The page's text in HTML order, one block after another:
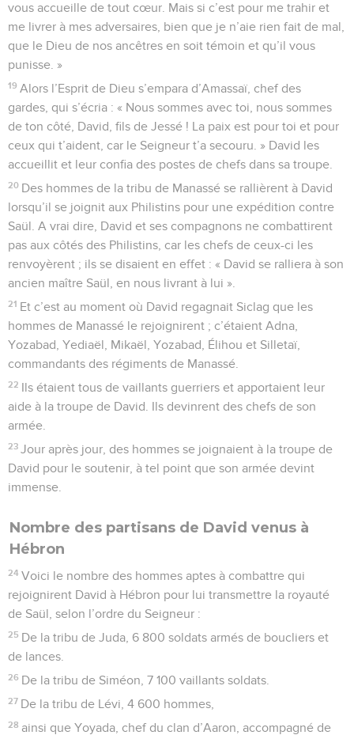
vous accueille de tout cœur. Mais si c’est pour me trahir et
me livrer à mes adversaires, bien que je n’aie rien fait de mal,
que le Dieu de nos ancêtres en soit témoin et qu’il vous
punisse. »
19 Alors l’Esprit de Dieu s’empara d’Amassaï, chef des
gardes, qui s’écria : « Nous sommes avec toi, nous sommes
de ton côté, David, fils de Jessé ! La paix est pour toi et pour
ceux qui t’aident, car le Seigneur t’a secouru. » David les
accueillit et leur confia des postes de chefs dans sa troupe.
20 Des hommes de la tribu de Manassé se rallièrent à David
lorsqu’il se joignit aux Philistins pour une expédition contre
Saül. A vrai dire, David et ses compagnons ne combattirent
pas aux côtés des Philistins, car les chefs de ceux-ci les
renvoyèrent ; ils se disaient en effet : « David se ralliera à son
ancien maître Saül, en nous livrant à lui ».
21 Et c’est au moment où David regagnait Siclag que les
hommes de Manassé le rejoignirent ; c’étaient Adna,
Yozabad, Yediaël, Mikaël, Yozabad, Élihou et Silletaï,
commandants des régiments de Manassé.
22 Ils étaient tous de vaillants guerriers et apportaient leur
aide à la troupe de David. Ils devinrent des chefs de son
armée.
23 Jour après jour, des hommes se joignaient à la troupe de
David pour le soutenir, à tel point que son armée devint
immense.
Nombre des partisans de David venus à
Hébron
24 Voici le nombre des hommes aptes à combattre qui
rejoignirent David à Hébron pour lui transmettre la royauté
de Saül, selon l’ordre du Seigneur :
25 De la tribu de Juda, 6 800 soldats armés de boucliers et
de lances.
26 De la tribu de Siméon, 7 100 vaillants soldats.
27 De la tribu de Lévi, 4 600 hommes,
28 ainsi que Yoyada, chef du clan d’Aaron, accompagné de